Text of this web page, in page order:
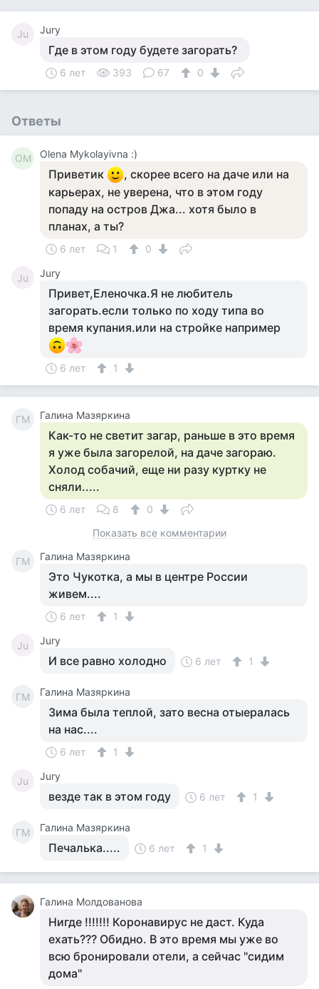
Ju Jury
Где в этом году будете загорать?
6 лет 393 67 0
Ответы
OM Olena Mykolayivna :)
Приветик
, скорее всего на даче или на
карьерах, не уверена, что в этом году
попаду на остров Джа... хотя было в
планах, а ты?
6 лет 1 0
Ju Jury
Привет,Еленочка.Я не любитель
загорать.если только по ходу типа во
время купания.или на стройке например
6 лет 1
ГМ Галина Мазяркина
Как-то не светит загар, раньше в это время
я уже была загорелой, на даче загораю.
Холод собачий, еще ни разу куртку не
сняли.....
6 лет 8
0
Показать все комментарии
ГМ Галина Мазяркина
Это Чукотка, а мы в центре России
живем....
6 лет 1
Ju Jury
И все равно холодно 6 лет 1
ГМ Галина Мазяркина
Зима была теплой, зато весна отыералась
на нас....
6 лет 1
Ju Jury
везде так в этом году 6 лет 1
ГМ Галина Мазяркина
Печалька..... 6 лет 1
Галина Молдованова
Нигде !!!!!!! Коронавирус не даст. Куда
ехать??? Обидно. В это время мы уже во
всю бронировали отели, а сейчас "сидим
дома"